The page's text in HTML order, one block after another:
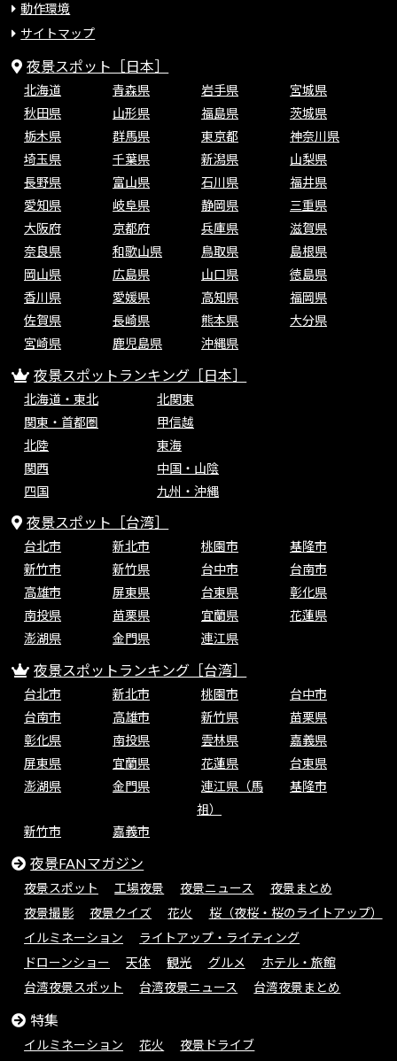
動作環境
サイトマップ
夜景スポット［日本］
北海道 青森県 岩手県
宮城県
秋田県
山形県 福島県
茨城県
栃木県
群馬県 東京都
神奈川県
埼玉県
千葉県 新潟県
山梨県
長野県
富山県 石川県
福井県
愛知県
岐阜県 静岡県
三重県
大阪府
京都府 兵庫県
滋賀県
奈良県
和歌山県 鳥取県
島根県
岡山県
広島県 山口県
徳島県
香川県
愛媛県 高知県
福岡県
佐賀県
長崎県 熊本県
大分県
宮崎県
鹿児島県 沖縄県
夜景スポットランキング［日本］
北海道・東北
北関東
関東・首都圏
甲信越
北陸
東海
関西
中国・山陰
四国
九州・沖縄
夜景スポット［台湾］
台北市 新北市 桃園市
基隆市
新竹市
新竹県 台中市
台南市
高雄市
屏東県 台東県
彰化県
南投県
苗栗県 宜蘭県
花蓮県
澎湖県
金門県 連江県
夜景スポットランキング［台湾］
台北市 新北市 桃園市
台中市
台南市
高雄市 新竹県
苗栗県
彰化県
南投県 雲林県
嘉義県
屏東県
宜蘭県 花蓮県
台東県
澎湖県
金門県
連江県（馬
祖）
基隆市
新竹市 嘉義市
夜景FANマガジン
夜景スポット 工場夜景 夜景ニュース
夜景まとめ
夜景撮影
夜景クイズ 花火
桜（夜桜・桜のライトアップ）
イルミネーション
ライトアップ・ライティング
ドローンショー
天体 観光 グルメ
ホテル・旅館
台湾夜景スポット
台湾夜景ニュース 台湾夜景まとめ
特集
イルミネーション 花火 夜景ドライブ